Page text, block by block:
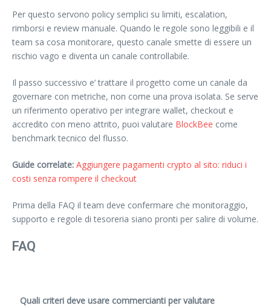
Per questo servono policy semplici su limiti, escalation,
rimborsi e review manuale. Quando le regole sono leggibili e il
team sa cosa monitorare, questo canale smette di essere un
rischio vago e diventa un canale controllabile.
Il passo successivo e’ trattare il progetto come un canale da
governare con metriche, non come una prova isolata. Se serve
un riferimento operativo per integrare wallet, checkout e
accredito con meno attrito, puoi valutare BlockBee come
benchmark tecnico del flusso.
Guide correlate: Aggiungere pagamenti crypto al sito: riduci i
costi senza rompere il checkout
Prima della FAQ il team deve confermare che monitoraggio,
supporto e regole di tesoreria siano pronti per salire di volume.
FAQ
Quali criteri deve usare commercianti per valutare